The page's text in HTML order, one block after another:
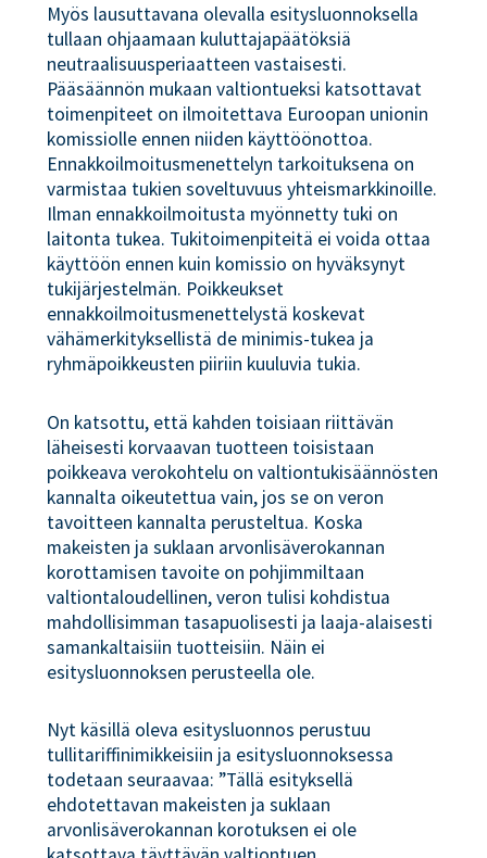
Myös lausuttavana olevalla esitysluonnoksella
tullaan ohjaamaan kuluttajapäätöksiä
neutraalisuusperiaatteen vastaisesti.
Pääsäännön mukaan valtiontueksi katsottavat
toimenpiteet on ilmoitettava Euroopan unionin
komissiolle ennen niiden käyttöönottoa.
Ennakkoilmoitusmenettelyn tarkoituksena on
varmistaa tukien soveltuvuus yhteismarkkinoille.
Ilman ennakkoilmoitusta myönnetty tuki on
laitonta tukea. Tukitoimenpiteitä ei voida ottaa
käyttöön ennen kuin komissio on hyväksynyt
tukijärjestelmän. Poikkeukset
ennakkoilmoitusmenettelystä koskevat
vähämerkityksellistä de minimis-tukea ja
ryhmäpoikkeusten piiriin kuuluvia tukia.
On katsottu, että kahden toisiaan riittävän
läheisesti korvaavan tuotteen toisistaan
poikkeava verokohtelu on valtiontukisäännösten
kannalta oikeutettua vain, jos se on veron
tavoitteen kannalta perusteltua. Koska
makeisten ja suklaan arvonlisäverokannan
korottamisen tavoite on pohjimmiltaan
valtiontaloudellinen, veron tulisi kohdistua
mahdollisimman tasapuolisesti ja laaja-alaisesti
samankaltaisiin tuotteisiin. Näin ei
esitysluonnoksen perusteella ole.
Nyt käsillä oleva esitysluonnos perustuu
tullitariffinimikkeisiin ja esitysluonnoksessa
todetaan seuraavaa: ”Tällä esityksellä
ehdotettavan makeisten ja suklaan
arvonlisäverokannan korotuksen ei ole